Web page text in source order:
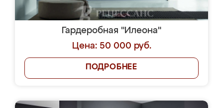
Гардеробная "Илеона"
Цена: 50 000 руб.
ПОДРОБНЕЕ